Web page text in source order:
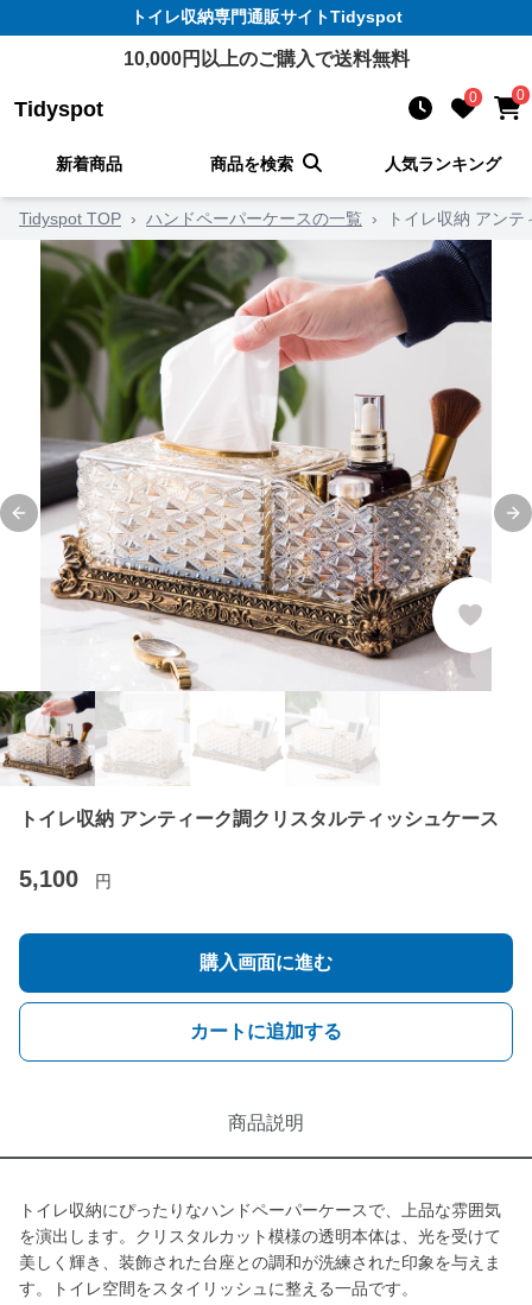
トイレ収納専門通販サイトTidyspot
10,000円以上のご購入で送料無料
Tidyspot 0 0
新着商品 商品を検索 人気ランキング
Tidyspot TOP › ハンドペーパーケースの一覧 › トイレ収納 アン
Previous slide
トイレ収納 アンティーク調クリスタルティッシュケース
5,100 円
購入画面に進む
カートに追加する
商品説明
トイレ収納にぴったりなハンドペーパーケースで、上品な雰囲気
を演出します。クリスタルカット模様の透明本体は、光を受けて
美しく輝き、装飾された台座との調和が洗練された印象を与えま
す。トイレ空間をスタイリッシュに整える一品です。